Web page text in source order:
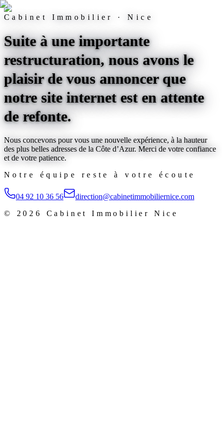
Cabinet Immobilier · Nice
Suite à une importante
restructuration, nous avons le
plaisir de vous annoncer que
notre site internet est en attente
de refonte.
Nous concevons pour vous une nouvelle expérience, à la hauteur
des plus belles adresses de la Côte d’Azur. Merci de votre confiance
et de votre patience.
Notre équipe reste à votre écoute
04 92 10 36 56
direction@cabinetimmobiliernice.com
© 2026 Cabinet Immobilier Nice